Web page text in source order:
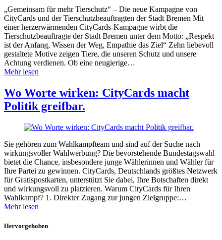
„Gemeinsam für mehr Tierschutz“ – Die neue Kampagne von
CityCards und der Tierschutzbeauftragten der Stadt Bremen Mit
einer herzerwärmenden CityCards-Kampagne wirbt die
Tierschutzbeauftragte der Stadt Bremen unter dem Motto: „Respekt
ist der Anfang, Wissen der Weg, Empathie das Ziel“ Zehn liebevoll
gestaltete Motive zeigen Tiere, die unseren Schutz und unsere
Achtung verdienen. Ob eine neugierige…
Mehr lesen
Wo Worte wirken: CityCards macht
Politik greifbar.
Sie gehören zum Wahlkampfteam und sind auf der Suche nach
wirkungsvoller Wahlwerbung? Die bevorstehende Bundestagswahl
bietet die Chance, insbesondere junge Wählerinnen und Wähler für
Ihre Partei zu gewinnen. CityCards, Deutschlands größtes Netzwerk
für Gratispostkarten, unterstützt Sie dabei, Ihre Botschaften direkt
und wirkungsvoll zu platzieren. Warum CityCards für Ihren
Wahlkampf? 1. Direkter Zugang zur jungen Zielgruppe:…
Mehr lesen
Hervorgehoben